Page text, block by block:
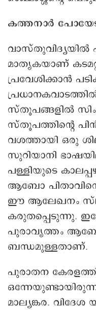
കത്തനാർ
വാസ്തുവിദ്യയിൽ
മാതൃകയാണ്
പ്രവേശിക്കാൻ
സ്തൂപങ്ങളിൽ
സ്തൂപത്തിന്റെ
വശത്തായി ഒരു
സുറിയാനി
പള്ളിയുടെ
ആബോ
ഈ ആലേഖനം
കരുതപ്പെടുന്നു.
പുരാവൃത്തം
ബന്ധമുള്ളതാണ്.
പുരാതന
മാല്യങ്കര.